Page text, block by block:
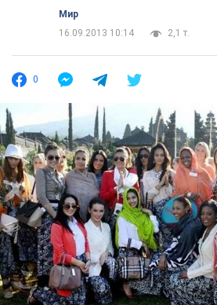
Мир
16.09.2013 10:14
2,1 т.
0